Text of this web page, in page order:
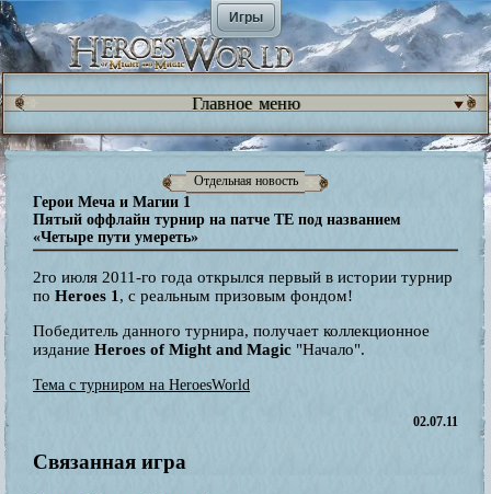
Игры
Главное меню
Отдельная новость
Герои Меча и Магии 1
Пятый оффлайн турнир на патче TE под названием
«Четыре пути умереть»
2го июля 2011-го года открылся первый в истории турнир
по Heroes 1 , с реальным призовым фондом!
Победитель данного турнира, получает коллекционное
издание Heroes of Might and Magic "Начало".
Тема с турниром на HeroesWorld
02.07.11
Связанная игра